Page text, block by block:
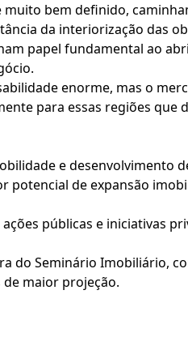
muito bem definido,
da interiorização das
papel fundamental ao
enorme, mas o
para essas regiões
e desenvolvimento
de expansão
públicas e iniciativas
do Seminário Imobiliário,
maior projeção.